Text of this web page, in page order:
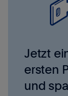
Jetzt
ersten
und